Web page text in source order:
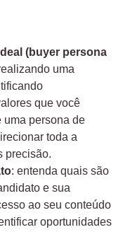
(buyer persona
uma
que você
uma persona de
toda a
precisão.
: entenda quais são
e sua
ao seu conteúdo
oportunidades